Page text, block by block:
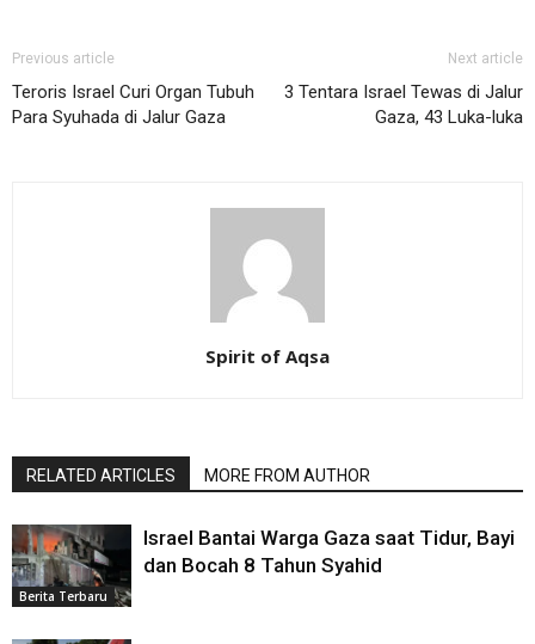
Previous article
Teroris Israel Curi Organ Tubuh
Para Syuhada di Jalur Gaza
Next article
3 Tentara Israel Tewas di Jalur
Gaza, 43 Luka-luka
Spirit of Aqsa
RELATED ARTICLES MORE FROM AUTHOR
Berita Terbaru
Israel Bantai Warga Gaza saat Tidur, Bayi
dan Bocah 8 Tahun Syahid